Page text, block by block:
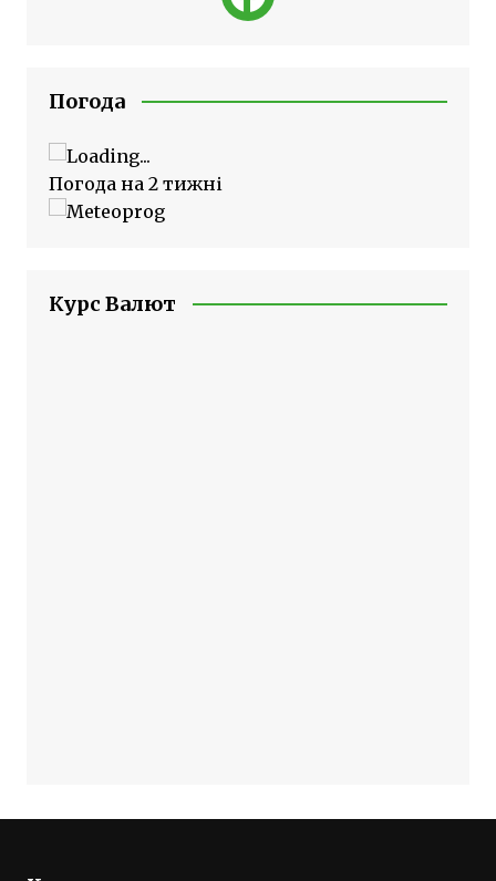
Погода
Погода на 2 тижні
Курс Валют